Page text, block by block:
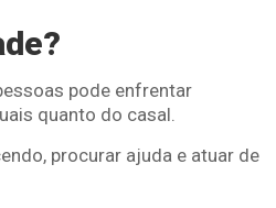
pode enfrentar
quanto do casal.
procurar ajuda e atuar de